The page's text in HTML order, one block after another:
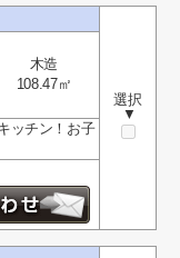
選択
▼
木造
108.47㎡
ッチン！お子